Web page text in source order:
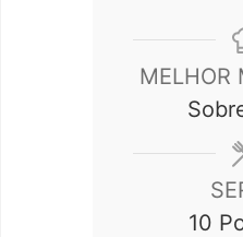
MELHOR
10